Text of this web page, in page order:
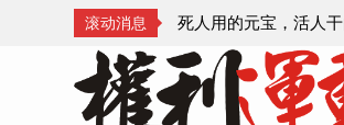
滚动消息
阳市渭城区看守所
宝、铅中毒、任务制
锡安教案王林牧师狱